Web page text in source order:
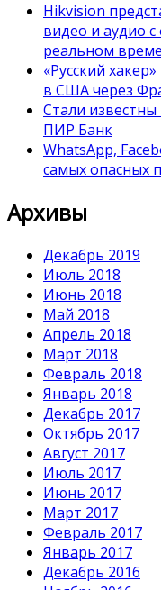
Hikvision
видео и аудио
реальном
«Русский
в США через
Стали
ПИР Банк
WhatsApp,
самых опасных
Архивы
Декабрь 2019
Июль 2018
Июнь 2018
Май 2018
Апрель 2018
Март 2018
Февраль 2018
Январь 2018
Декабрь 2017
Октябрь 2017
Август 2017
Июль 2017
Июнь 2017
Март 2017
Февраль 2017
Январь 2017
Декабрь 2016